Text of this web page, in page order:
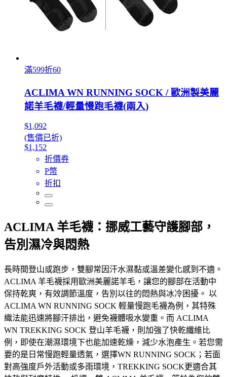
滿599折60
ACLIMA WN RUNNING SOCK / 歐洲製美麗
諾羊毛襪/輕量慢跑毛襪(兩入)
$1,092
(售價已折)
$1,152
折價券
P幣
折扣
ACLIMA 羊毛襪：挪威工藝守護腳部，
告別濕冷與悶熱
長時間登山或跑步，雙腳常因汗水濕黏或溫差變化感到不適。
ACLIMA 羊毛襪採用歐洲美麗諾羊毛，讓您的腳部在活動中
保持乾爽，有效調節溫度，告別以往的悶熱與冰冷困擾。 以
ACLIMA WN RUNNING SOCK 輕量慢跑毛襪為例，其特殊
織法能迅速將腳汗排出，避免襪體吸水變重。而 ACLIMA
WN TREKKING SOCK 登山羊毛襪，則加強了快乾纖維比
例，即使在潮濕環境下也能加速乾燥，減少水泡產生。若您需
要的是日常慢跑輕量透氣，選擇WN RUNNING SOCK；若面
對高強度戶外活動或多雨環境，TREKKING SOCK更適合其